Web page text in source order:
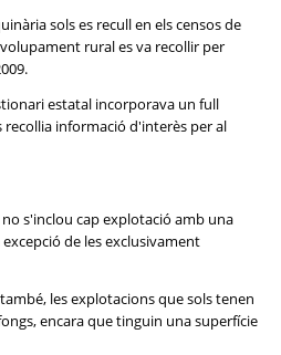
sols es recull en els censos de
rural es va recollir per
estatal incorporava un full
informació d'interès per al
no s'inclou cap explotació amb una
de les exclusivament
les explotacions que sols tenen
encara que tinguin una superfície